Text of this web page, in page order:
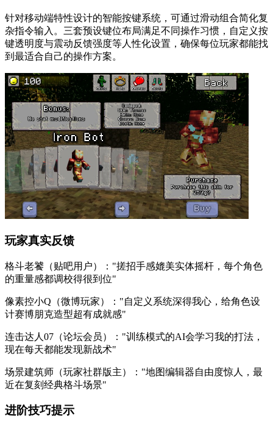
针对移动端特性设计的智能按键系统，可通过滑动组合简化复
杂指令输入。三套预设键位布局满足不同操作习惯，自定义按
键透明度与震动反馈强度等人性化设置，确保每位玩家都能找
到最适合自己的操作方案。
玩家真实反馈
格斗老饕（贴吧用户）："搓招手感媲美实体摇杆，每个角色
的重量感都调校得很到位"
像素控小Q（微博玩家）："自定义系统深得我心，给角色设
计赛博朋克造型超有成就感"
连击达人07（论坛会员）："训练模式的AI会学习我的打法，
现在每天都能发现新战术"
场景建筑师（玩家社群版主）："地图编辑器自由度惊人，最
近在复刻经典格斗场景"
进阶技巧提示